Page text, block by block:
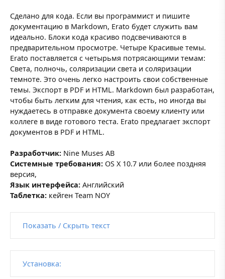
Сделано для кода. Если вы программист и пишите
документацию в Markdown, Erato будет служить вам
идеально. Блоки кода красиво подсвечиваются в
предварительном просмотре. Четыре Красивые темы.
Erato поставляется с четырьмя потрясающими темам:
Света, полночь, соляризации света и соляризации
темноте. Это очень легко настроить свои собственные
темы. Экспорт в PDF и HTML. Markdown был разработан,
чтобы быть легким для чтения, как есть, но иногда вы
нуждаетесь в отправке документа своему клиенту или
коллеге в виде готового теста. Erato предлагает экспорт
документов в PDF и HTML.
Разработчик: Nine Muses AB
Системные требования: OS X 10.7 или более поздняя
версия,
Язык интерфейса: Английский
Таблетка: кейген Team NOY
Показать / Скрыть текст
Установка: